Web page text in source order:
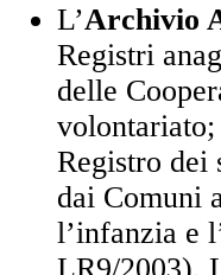
L’Archivio
Registri
delle
Registro dei
dai Comuni
l’infanzia e
LR9/2003).